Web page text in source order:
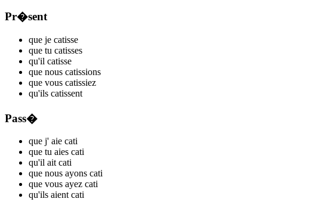
Pr�sent
que je catisse
que tu catisses
qu'il catisse
que nous catissions
que vous catissiez
qu'ils catissent
Pass�
que j' aie cati
que tu aies cati
qu'il ait cati
que nous ayons cati
que vous ayez cati
qu'ils aient cati